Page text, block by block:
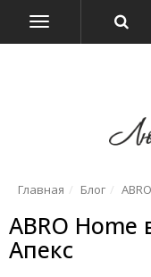
Главная Блог
ABRO Home
Апекс